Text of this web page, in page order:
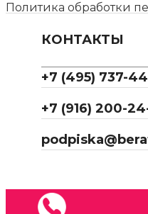
Политика обработки
КОНТАКТЫ
+7 (495) 737-
+7 (916) 200-